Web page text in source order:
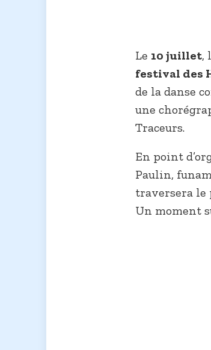
Le 10 juillet,
festival des
de la danse
une
Traceurs.
En point
Paulin,
traversera le
Un moment